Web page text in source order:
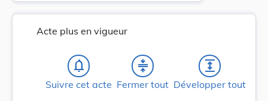
Acte plus en vigueur
notifications_none
Suivre cet acte
compress
Fermer tout
expand
Développer tout